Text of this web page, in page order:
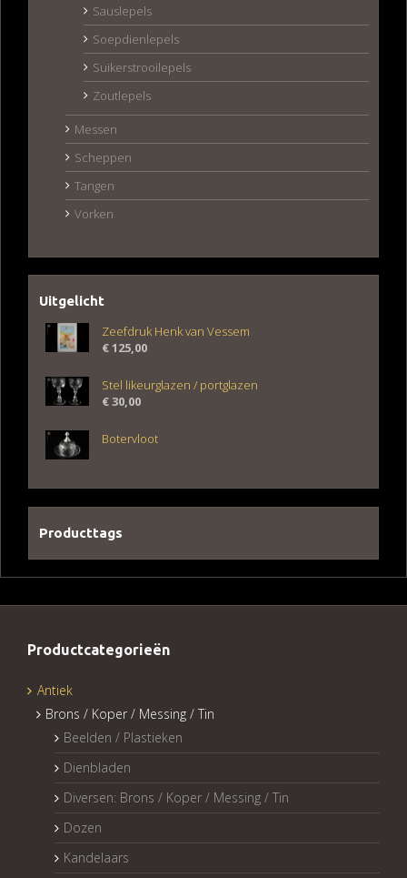
Sauslepels
Soepdienlepels
Suikerstrooilepels
Zoutlepels
Messen
Scheppen
Tangen
Vorken
Uitgelicht
Zeefdruk Henk van Vessem
€125,00
Stel likeurglazen / portglazen
€30,00
Botervloot
Producttags
Productcategorieën
Antiek
Brons / Koper / Messing / Tin
Beelden / Plastieken
Dienbladen
Diversen: Brons / Koper / Messing / Tin
Dozen
Kandelaars